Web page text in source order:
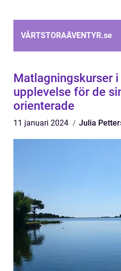
VÅRTSTORAÄVENTYR.se
Matlagningskurser
upplevelse för de
orienterade
11 januari 2024 Julia